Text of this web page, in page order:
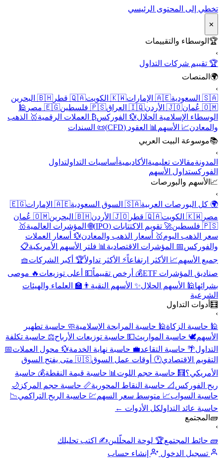
تخطي إلى المحتوى الرئيسي
✕
🏆 الوسطاء والتقييمات
›
🏆 تقييم شركات التداول
🌍 المنصات
›
🇸🇦 السعودية
🇦🇪 الإمارات 🇰🇼 الكويت 🇶🇦 قطر
🇧🇭 البحرين
🇴🇲 عُمان
🇯🇴 الأردن 🇮🇶 العراق 🇵🇸 فلسطين 🇪🇬 مصر
🕌
الوسطاء الإسلامية الحلال💱 الفوركس₿ العملات الرقمية🥇 الذهب
والمعادن📈 الأسهم 📊 العقود (CFD)
📜 السندات
📚موسوعة البيت العربي
›
المدونةمقالات تعليمية الأكاديمية أساسيات التداولتداول
الفوركستداول الأسهم
📈 الأسهم والبورصات
›
🌍 كل البورصات العربية🇸🇦 السوق السعودية 🇦🇪 الإمارات
🇪🇬
مصر 🇰🇼 الكويت 🇶🇦 قطر 🇯🇴 الأردن 🇧🇭 البحرين
🇴🇲 عُمان
🇵🇸 فلسطين
🚀 تقويم الاكتتابات (IPO) 🌐 المؤشرات العالمية🥇
سعر الذهب اليوم🥇 أسعار الذهب والمعادن💱 أسعار العملات
والفوركس📅 المؤشرات الاقتصادية 📊 فلتر الأسهم الأمريكية📋
جميع الأسهم📈 الأكثر ارتفاعاً⚡ الأكثر تداولاً🏆 أكبر الشركات🧺
صناديق المؤشرات ETF
💰 أرخص تقييماً💵 أعلى توزيعات 🔥 موصى
بشرائها🕌 الأسهم الحلال✨ الأسهم النقية 👨‍🏫 العلماء والهيئات
الشرعية
🧮 أدوات التداول
›
🕌 حاسبة الزكاة🕌 حاسبة المرابحة الإسلامية🧼 حاسبة تطهير
الأسهم🕊️ حاسبة المواريث💵 حاسبة توزيعات الأرباح⚖️ حاسبة تكلفة
التداول🌴 حاسبة التقاعد💼 حاسبة نهاية الخدمة💱 محول العملات📅
التقويم الاقتصادي🕐 أوقات عمل السوق
🇺🇸 متى يفتح السوق
الأمريكي؟🧮 حاسبة حجم اللوت 📊 حاسبة قيمة النقطة💰 حاسبة
ربح الفوركس 📐 حاسبة النقاط المحورية📏 حاسبة حجم المركز 🌙
حاسبة السواب📈 متوسط سعر السهم💹 حاسبة الربح التراكمي📉
حاسبة عائد التداولكل الأدوات ←
🧱 المجتمع
›
🧱 حائط المجتمع🏆 لوحة المحلّلين✍️ اكتب تحليلك
تسجيل الدخول
إنشاء حساب